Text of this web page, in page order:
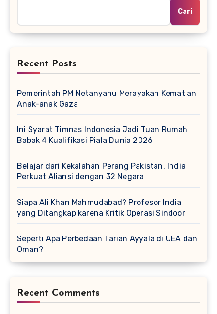
Cari
Recent Posts
Pemerintah PM Netanyahu Merayakan Kematian
Anak-anak Gaza
Ini Syarat Timnas Indonesia Jadi Tuan Rumah
Babak 4 Kualifikasi Piala Dunia 2026
Belajar dari Kekalahan Perang Pakistan, India
Perkuat Aliansi dengan 32 Negara
Siapa Ali Khan Mahmudabad? Profesor India
yang Ditangkap karena Kritik Operasi Sindoor
Seperti Apa Perbedaan Tarian Ayyala di UEA dan
Oman?
Recent Comments